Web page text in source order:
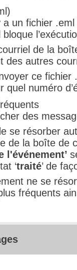
rôles
sites
SR
Suivi
suivi par
suivi principal
Tâches
TLS Sécurité
utilisateur
utilisateurs
Utilisation
Webinaires
a un fichier
de la
des autres
ce
quel numéro
des
se résorber
de la boîte de
l'événement’
‘traité’ de
ne se
fréquents